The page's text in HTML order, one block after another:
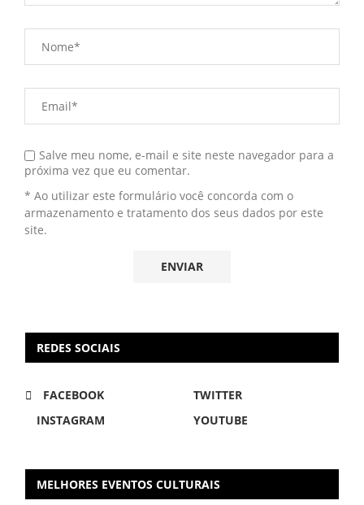
Salve meu nome, e-mail e site neste navegador para a
próxima vez que eu comentar.
* Ao utilizar este formulário você concorda com o
armazenamento e tratamento dos seus dados por este
site.
REDES SOCIAIS
FACEBOOK
TWITTER
INSTAGRAM
YOUTUBE
MELHORES EVENTOS CULTURAIS